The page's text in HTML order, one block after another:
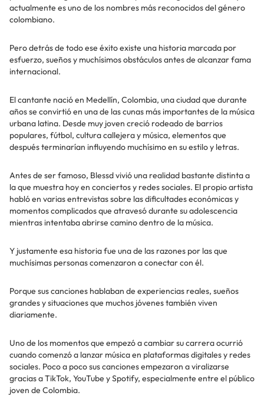
actualmente es uno de los nombres más reconocidos del género
colombiano.
Pero detrás de todo ese éxito existe una historia marcada por
esfuerzo, sueños y muchísimos obstáculos antes de alcanzar fama
internacional.
El cantante nació en Medellín, Colombia, una ciudad que durante
años se convirtió en una de las cunas más importantes de la música
urbana latina. Desde muy joven creció rodeado de barrios
populares, fútbol, cultura callejera y música, elementos que
después terminarían influyendo muchísimo en su estilo y letras.
Antes de ser famoso, Blessd vivió una realidad bastante distinta a
la que muestra hoy en conciertos y redes sociales. El propio artista
habló en varias entrevistas sobre las dificultades económicas y
momentos complicados que atravesó durante su adolescencia
mientras intentaba abrirse camino dentro de la música.
Y justamente esa historia fue una de las razones por las que
muchísimas personas comenzaron a conectar con él.
Porque sus canciones hablaban de experiencias reales, sueños
grandes y situaciones que muchos jóvenes también viven
diariamente.
Uno de los momentos que empezó a cambiar su carrera ocurrió
cuando comenzó a lanzar música en plataformas digitales y redes
sociales. Poco a poco sus canciones empezaron a viralizarse
gracias a TikTok, YouTube y Spotify, especialmente entre el público
joven de Colombia.